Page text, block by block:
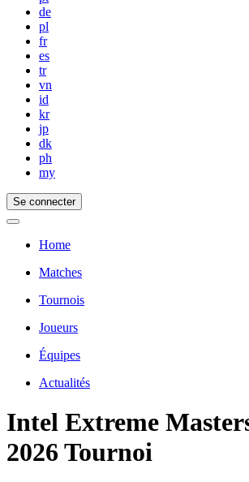
de
pl
fr
es
tr
vn
id
kr
jp
dk
ph
my
Se connecter
Home
Matches
Tournois
Joueurs
Équipes
Actualités
Intel Extreme
2026 Tournoi